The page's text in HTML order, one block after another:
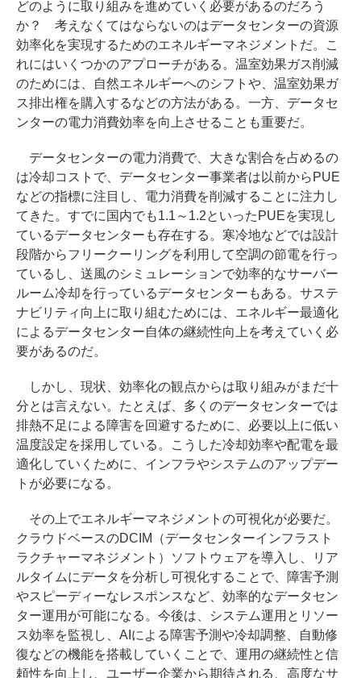
どのように取り組みを進めていく必要があるのだろう
か？ 考えなくてはならないのはデータセンターの資源
効率化を実現するためのエネルギーマネジメントだ。こ
れにはいくつかのアプローチがある。温室効果ガス削減
のためには、自然エネルギーへのシフトや、温室効果ガ
ス排出権を購入するなどの方法がある。一方、データセ
ンターの電力消費効率を向上させることも重要だ。
データセンターの電力消費で、大きな割合を占めるの
は冷却コストで、データセンター事業者は以前からPUE
などの指標に注目し、電力消費を削減することに注力し
てきた。すでに国内でも1.1～1.2といったPUEを実現し
ているデータセンターも存在する。寒冷地などでは設計
段階からフリークーリングを利用して空調の節電を行っ
ているし、送風のシミュレーションで効率的なサーバー
ルーム冷却を行っているデータセンターもある。サステ
ナビリティ向上に取り組むためには、エネルギー最適化
によるデータセンター自体の継続性向上を考えていく必
要があるのだ。
しかし、現状、効率化の観点からは取り組みがまだ十
分とは言えない。たとえば、多くのデータセンターでは
排熱不足による障害を回避するために、必要以上に低い
温度設定を採用している。こうした冷却効率や配電を最
適化していくために、インフラやシステムのアップデー
トが必要になる。
その上でエネルギーマネジメントの可視化が必要だ。
クラウドベースのDCIM（データセンターインフラスト
ラクチャーマネジメント）ソフトウェアを導入し、リア
ルタイムにデータを分析し可視化することで、障害予測
やスピーディーなレスポンスなど、効率的なデータセン
ター運用が可能になる。今後は、システム運用とリソー
ス効率を監視し、AIによる障害予測や冷却調整、自動修
復などの機能を搭載していくことで、運用の継続性と信
頼性を向上し、ユーザー企業から期待される、高度なサ